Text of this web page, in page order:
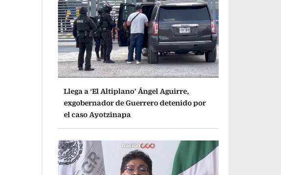
Llega a ‘El Altiplano’ Ángel Aguirre,
exgobernador de Guerrero detenido por
el caso Ayotzinapa